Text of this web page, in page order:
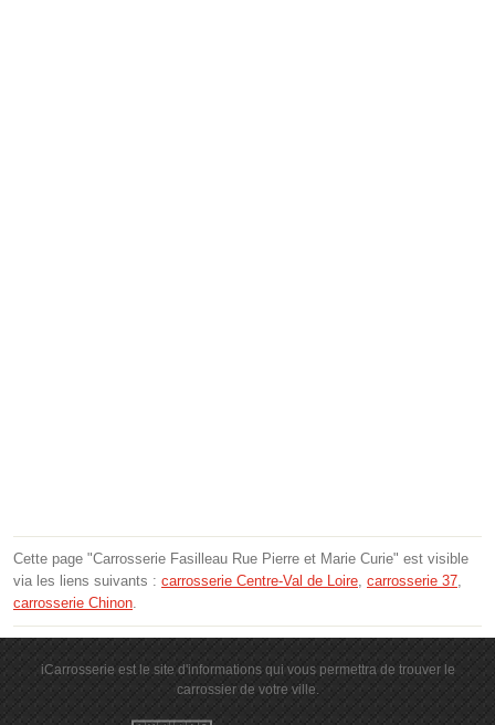
Cette page "Carrosserie Fasilleau Rue Pierre et Marie Curie" est visible
via les liens suivants : carrosserie Centre-Val de Loire, carrosserie 37,
carrosserie Chinon.
iCarrosserie est le site d'informations qui vous permettra de trouver le
carrossier de votre ville.